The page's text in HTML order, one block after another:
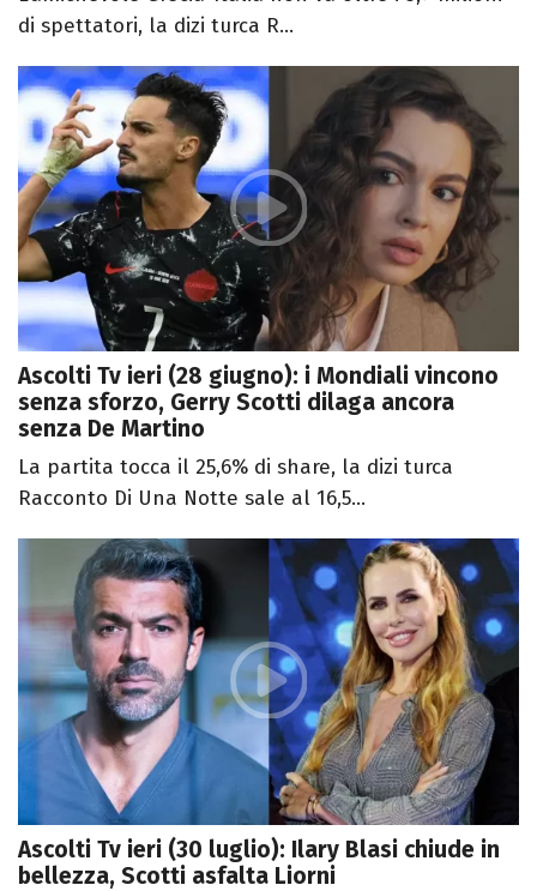
di spettatori, la dizi turca R...
Ascolti Tv ieri (28 giugno): i Mondiali vincono
senza sforzo, Gerry Scotti dilaga ancora
senza De Martino
La partita tocca il 25,6% di share, la dizi turca
Racconto Di Una Notte sale al 16,5...
Ascolti Tv ieri (30 luglio): Ilary Blasi chiude in
bellezza, Scotti asfalta Liorni